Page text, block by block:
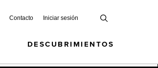
Contacto Iniciar sesión
DESCUBRIMIENTOS